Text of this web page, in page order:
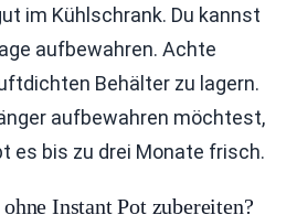
im Kühlschrank. Du kannst
aufbewahren. Achte
Behälter zu lagern.
aufbewahren möchtest,
es bis zu drei Monate frisch.
Instant Pot zubereiten?